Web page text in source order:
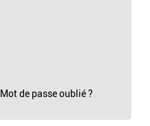
Mot de passe oublié ?